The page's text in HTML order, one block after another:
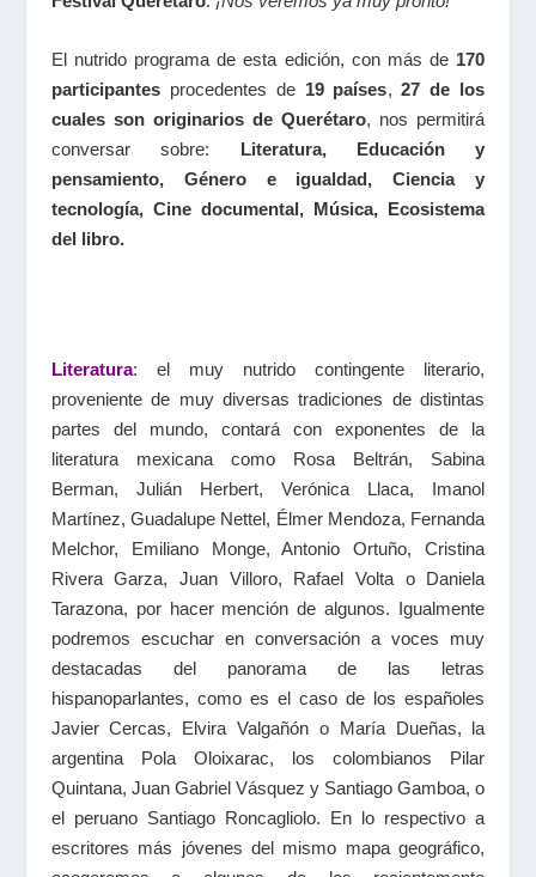
El nutrido programa de esta edición, con más de 170
participantesprocedentes de 19 países,27 de los
cuales son originarios de Querétaro, nos permitirá
conversar sobre: Literatura, Educación y
pensamiento, Género e igualdad, Ciencia y
tecnología, Cine documental, Música, Ecosistema
del libro.
Literatura: el muy nutrido contingente literario,
proveniente de muy diversas tradiciones de distintas
partes del mundo, contará con exponentes de la
literatura mexicana como Rosa Beltrán, Sabina
Berman, Julián Herbert, Verónica Llaca, Imanol
Martínez, Guadalupe Nettel, Élmer Mendoza, Fernanda
Melchor, Emiliano Monge, Antonio Ortuño, Cristina
Rivera Garza, Juan Villoro, Rafael Volta o Daniela
Tarazona, por hacer mención de algunos. Igualmente
podremos escuchar en conversación a voces muy
destacadas del panorama de las letras
hispanoparlantes, como es el caso de los españoles
Javier Cercas, Elvira Valgañón o María Dueñas, la
argentina Pola Oloixarac, los colombianos Pilar
Quintana, Juan Gabriel Vásquez y Santiago Gamboa, o
el peruano Santiago Roncagliolo. En lo respectivo a
escritores más jóvenes del mismo mapa geográfico,